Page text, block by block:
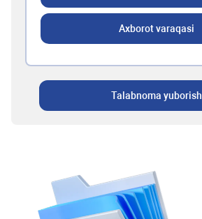
Axborot varaqasi
Talabnoma yuborish